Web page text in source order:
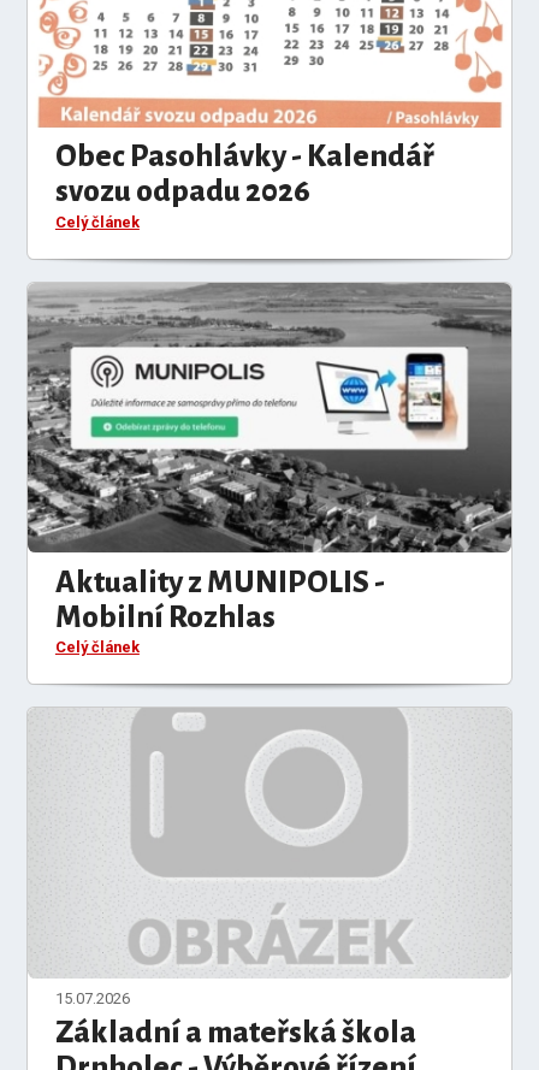
Obec Pasohlávky - Kalendář
svozu odpadu 2026
Celý článek
Aktuality z MUNIPOLIS -
Mobilní Rozhlas
Celý článek
Základní a mateřská škola
15.07.2026